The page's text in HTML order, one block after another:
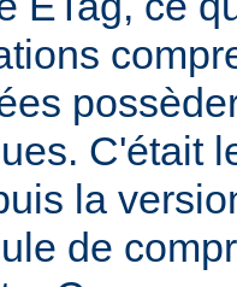
C'était
la
de